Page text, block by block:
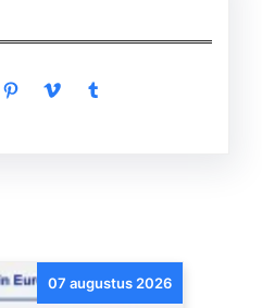
Pinterest Vimeo Tumblr
07 augustus 2026